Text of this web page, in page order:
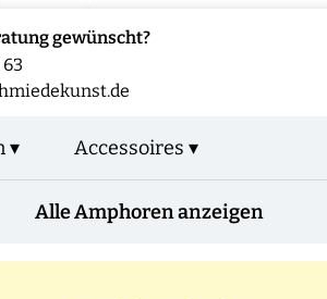
gewünscht?
▾ Accessoires ▾
Alle Amphoren anzeigen